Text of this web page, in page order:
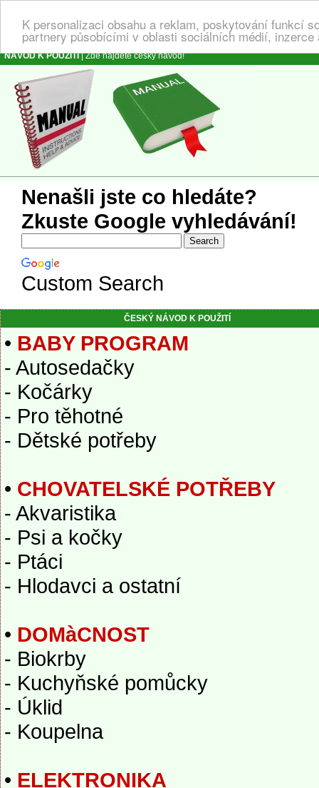
K personalizaci obsahu a reklam, poskytování funkcí
partnery působícími v oblasti sociálních médií,
NÁVOD K POUŽITÍ| Zde najdete český návod!
Nenašli jste co hledáte?
Zkuste Google vyhledávání!
Custom Search
ČESKÝ NÁVOD K POUŽITÍ
• BABY PROGRAM
- Autosedačky
- Kočárky
- Pro těhotné
- Dětské potřeby
• CHOVATELSKÉ POTŘEBY
- Akvaristika
- Psi a kočky
- Ptáci
- Hlodavci a ostatní
• DOMàCNOST
- Biokrby
- Kuchyňské pomůcky
- Úklid
- Koupelna
• ELEKTRONIKA